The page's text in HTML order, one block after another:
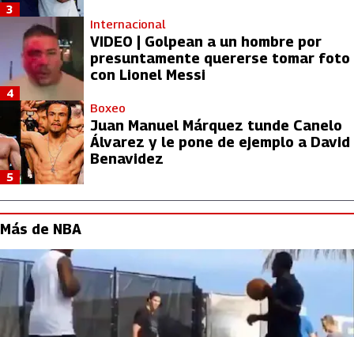
3
Internacional
VIDEO | Golpean a un hombre por
presuntamente quererse tomar foto
con Lionel Messi
4
Boxeo
Juan Manuel Márquez tunde Canelo
Álvarez y le pone de ejemplo a David
Benavidez
5
Más de NBA